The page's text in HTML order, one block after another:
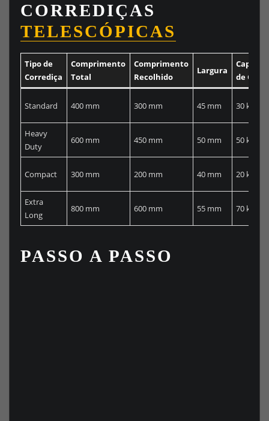
CORREDIÇAS
TELESCÓPICAS
Tipo de
Corrediça
Comprimento
Total
Comprimento
Recolhido
Largura
de
Standard 400 mm 300 mm 45 mm 30 kg
Heavy
Duty
600 mm 450 mm 50 mm 50 kg
Compact 300 mm 200 mm 40 mm 20 kg
Extra
Long
800 mm 600 mm 55 mm 70 kg
PASSO A PASSO